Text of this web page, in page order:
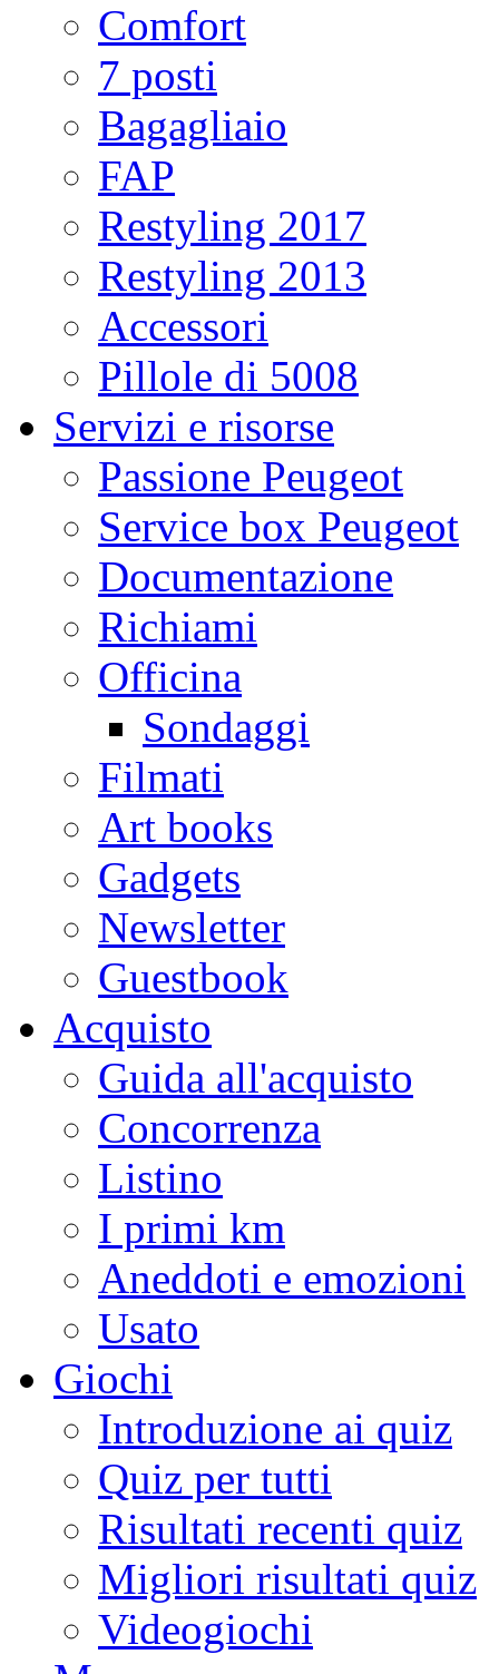
Comfort
7 posti
Bagagliaio
FAP
Restyling 2017
Restyling 2013
Accessori
Pillole di 5008
Servizi e risorse
Passione Peugeot
Service box Peugeot
Documentazione
Richiami
Officina
Sondaggi
Filmati
Art books
Gadgets
Newsletter
Guestbook
Acquisto
Guida all'acquisto
Concorrenza
Listino
I primi km
Aneddoti e emozioni
Usato
Giochi
Introduzione ai quiz
Quiz per tutti
Risultati recenti quiz
Migliori risultati quiz
Videogiochi